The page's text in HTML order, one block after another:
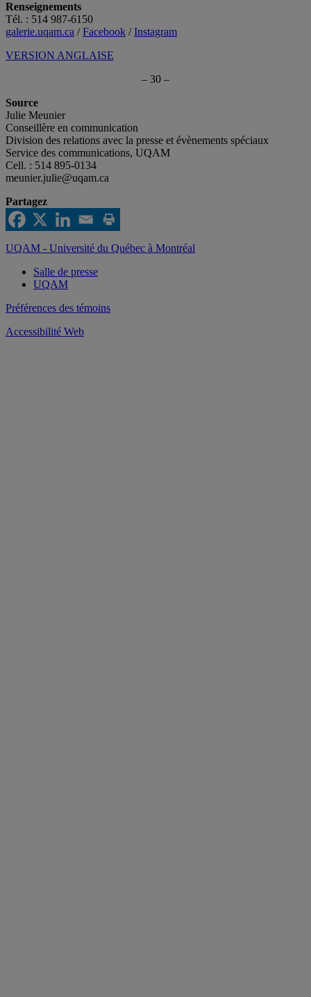
Renseignements
Tél. : 514 987-6150
galerie.uqam.ca /Facebook /Instagram
VERSION ANGLAISE
– 30 –
Source
Julie Meunier
Conseillère en communication
Division des relations avec la presse et évènements spéciaux
Service des communications, UQAM
Cell. : 514 895-0134
meunier.julie@uqam.ca
Partagez
UQAM - Université du Québec à Montréal
Salle de presse
UQAM
Préférences des témoins
Accessibilité Web